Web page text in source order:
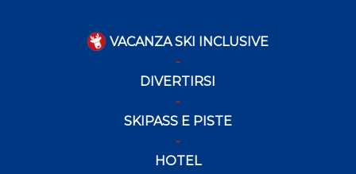
VACANZA SKI INCLUSIVE
DIVERTIRSI
SKIPASS E PISTE
HOTEL